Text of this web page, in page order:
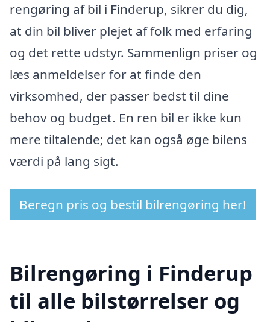
rengøring af bil i Finderup, sikrer du dig,
at din bil bliver plejet af folk med erfaring
og det rette udstyr. Sammenlign priser og
læs anmeldelser for at finde den
virksomhed, der passer bedst til dine
behov og budget. En ren bil er ikke kun
mere tiltalende; det kan også øge bilens
værdi på lang sigt.
Beregn pris og bestil bilrengøring her!
Bilrengøring i Finderup
til alle bilstørrelser og